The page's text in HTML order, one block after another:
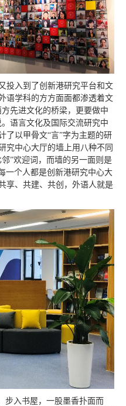
投入到了创新港研究平台和文
语学科的方方面面都渗透着文
先进文化的桥梁，更要做中
语言文化及国际交流研究中
了以甲骨文“言”字为主题的研
究中心大厅的墙上用八种不同
”欢迎词，而墙的另一面则是
一个人都是创新港研究中心大
享、共建、共创，外语人就是
步入书屋，一股墨香扑面而